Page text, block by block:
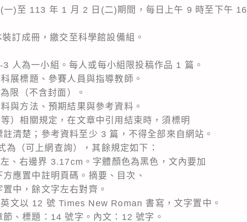
)至 113 年 1 月 2 日(二)期間，每日上午 9 時至下午 16
訂成冊，繳交至科學館設備組。
人為一小組。每人或每小組限投稿作品 1 篇。
展標題、參賽人員與指導教師。
限（不含封面）。
與方法、預期結果與參考資料。
）相關規定，在文章中引用結束時，須標明
清楚；參考資料至少 3 篇，不得全部來自網站。
（可上網查詢），其餘規定如下：
、右邊界 3.17cm。字體顏色為黑色，文內要加
應置中註明頁碼。摘要、目次、
中，餘文字左右對齊。
文以 12 號 Times New Roman 書寫，文字置中。
、標題：14 號字。內文：12 號字。